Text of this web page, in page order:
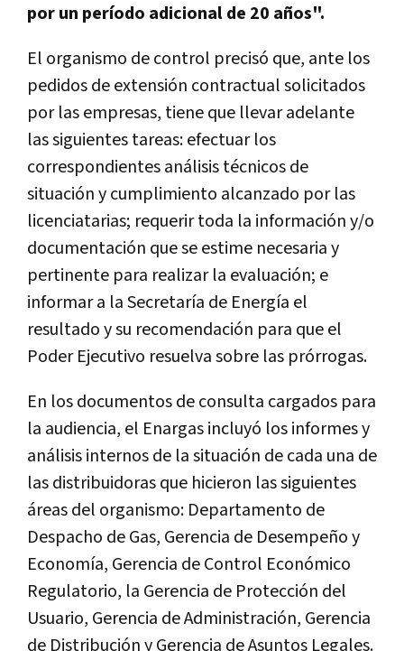
por un período adicional de 20 años".
El organismo de control precisó que, ante los
pedidos de extensión contractual solicitados
por las empresas, tiene que llevar adelante
las siguientes tareas: efectuar los
correspondientes análisis técnicos de
situación y cumplimiento alcanzado por las
licenciatarias; requerir toda la información y/o
documentación que se estime necesaria y
pertinente para realizar la evaluación; e
informar a la Secretaría de Energía el
resultado y su recomendación para que el
Poder Ejecutivo resuelva sobre las prórrogas.
En los documentos de consulta cargados para
la audiencia, el Enargas incluyó los informes y
análisis internos de la situación de cada una de
las distribuidoras que hicieron las siguientes
áreas del organismo: Departamento de
Despacho de Gas, Gerencia de Desempeño y
Economía, Gerencia de Control Económico
Regulatorio, la Gerencia de Protección del
Usuario, Gerencia de Administración, Gerencia
de Distribución y Gerencia de Asuntos Legales.